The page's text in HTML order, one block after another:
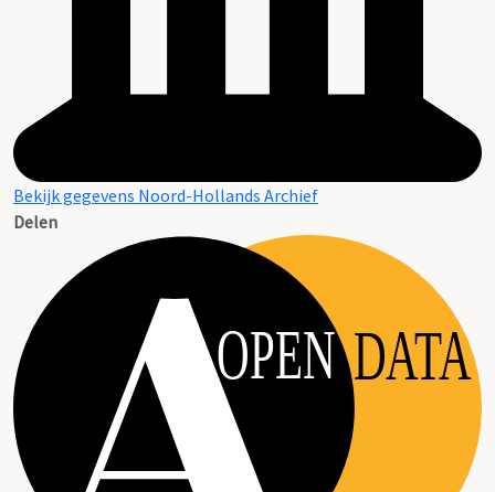
Bekijk gegevens Noord-Hollands Archief
Delen
OPEN DATA